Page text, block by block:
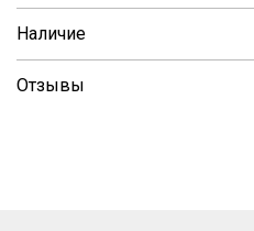
Наличие
Отзывы